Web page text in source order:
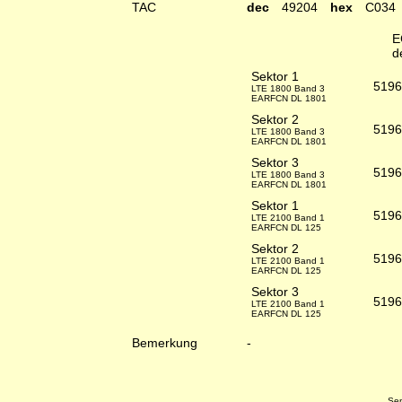
TAC dec 49204 hex C034
Sektor 1
LTE 1800 Band 3
EARFCN DL 1801
Sektor 2
LTE 1800 Band 3
EARFCN DL 1801
Sektor 3
LTE 1800 Band 3
EARFCN DL 1801
Sektor 1
LTE 2100 Band 1
EARFCN DL 125
Sektor 2
LTE 2100 Band 1
EARFCN DL 125
Sektor 3
LTE 2100 Band 1
EARFCN DL 125
Bemerkung -